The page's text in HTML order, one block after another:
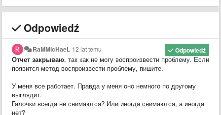
Odpowiedź
Odpowiedź
RaMMicHaeL 12 lat temu
Отчет закрываю, так как не могу воспроизвести проблему. Если
появится метод воспроизвести проблему, пишите.
У меня все работает. Правда у меня оно немного по другому
выглядит.
Галочки всегда не снимаются? Или иногда снимаются, а иногда
нет?